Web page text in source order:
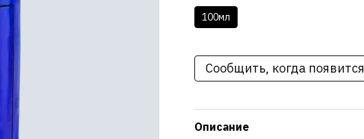
100мл
Сообщить, когда появится
Описание